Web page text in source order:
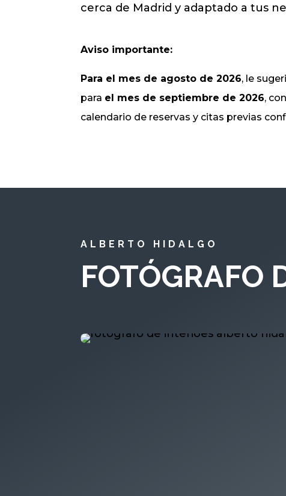
cerca de Madrid y adaptado a tus
Aviso importante:
Para el mes de agosto de 2026, le
para el mes de septiembre de 2026,
calendario de reservas y citas previas
ALBERTO HIDALGO
FOTÓGRAFO